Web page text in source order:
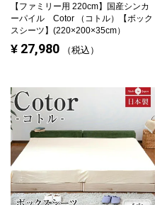
【ファミリー用 220cm】 国産シンカ
ーパイル Cotor （コトル）【ボック
スシーツ】(220×200×35cm）
¥ 27,980 税込